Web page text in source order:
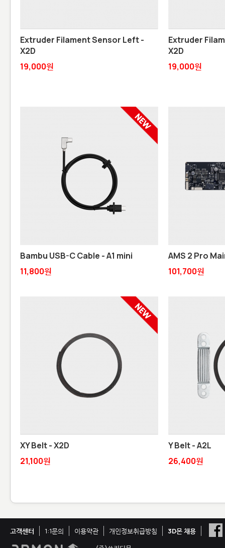
Extruder Filament Sensor Left -
X2D
19,000원
Extruder
X2D
19,000원
Bambu USB-C Cable - A1 mini
11,800원
AMS 2 Pro
101,700원
XY Belt - X2D
21,100원
Y Belt - A2L
26,400원
고객센터 1:1문의 이용약관 개인정보취급방침
3D몬 채용